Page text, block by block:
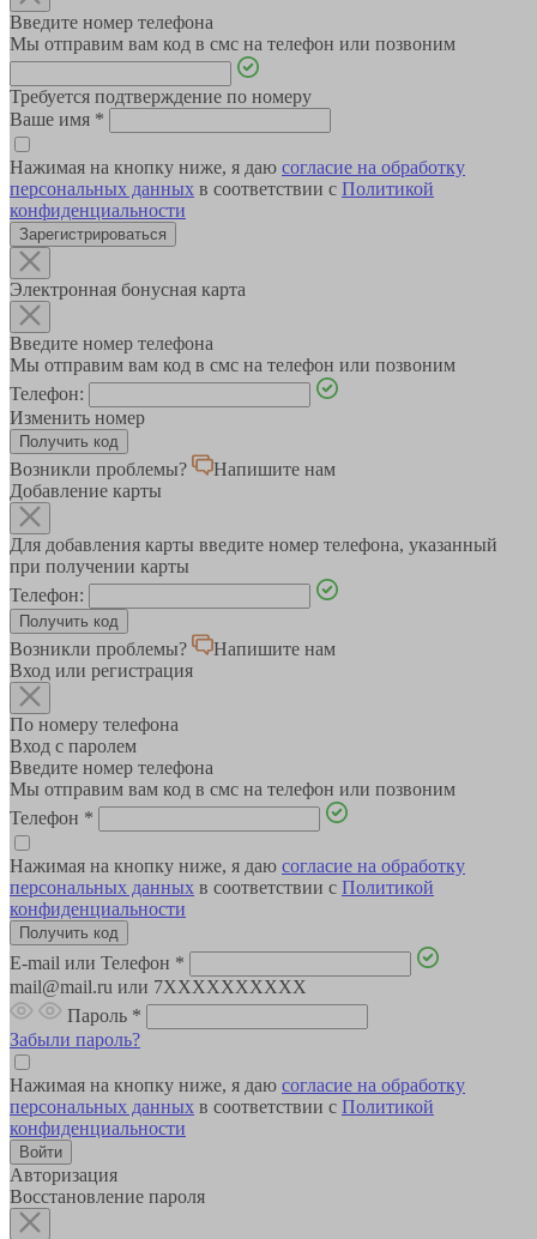
Введите номер телефона
Мы отправим вам код в смс на телефон или позвоним
Требуется подтверждение по номеру
Ваше имя *
Нажимая на кнопку ниже, я даю согласие на обработку
персональных данных в соответствии с Политикой
конфиденциальности
Зарегистрироваться
Электронная бонусная карта
Введите номер телефона
Мы отправим вам код в смс на телефон или позвоним
Телефон:
Изменить номер
Возникли проблемы?
Напишите нам
Добавление карты
Для добавления карты введите номер телефона, указанный
при получении карты
Телефон:
Возникли проблемы?
Напишите нам
Вход или регистрация
По номеру телефона
Вход с паролем
Введите номер телефона
Мы отправим вам код в смс на телефон или позвоним
Телефон *
Нажимая на кнопку ниже, я даю согласие на обработку
персональных данных в соответствии с Политикой
конфиденциальности
E-mail или Телефон *
mail@mail.ru или 7XXXXXXXXXX
Пароль *
Забыли пароль?
Нажимая на кнопку ниже, я даю согласие на обработку
персональных данных в соответствии с Политикой
конфиденциальности
Авторизация
Восстановление пароля